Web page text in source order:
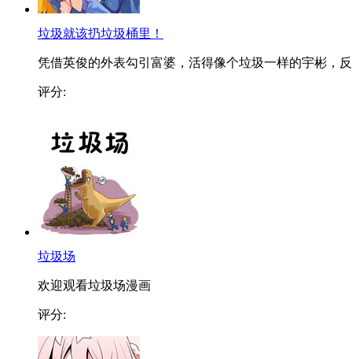
垃圾就该扔垃圾桶里！
凭借英俊的外表勾引富婆，活得像个垃圾一样的宇彬，
评分:
垃圾场
欢迎观看垃圾场漫画
评分: